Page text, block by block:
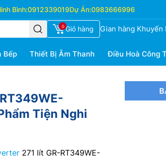
Bình:0912339019Dự Án:0983666996
0 Giỏ hàng Gian hàng Khuyến
Bếp Thiết Bị Âm Thanh Điều Hoà Công
Tiện Nghi
271 lít GR-RT349WE-